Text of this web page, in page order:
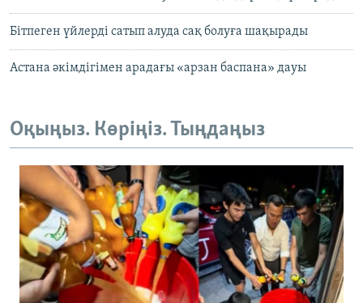
Бітпеген үйлерді сатып алуда сақ болуға шақырады
Астана әкімдігімен арадағы «арзан баспана» дауы
Оқыңыз. Көріңіз. Тыңдаңыз